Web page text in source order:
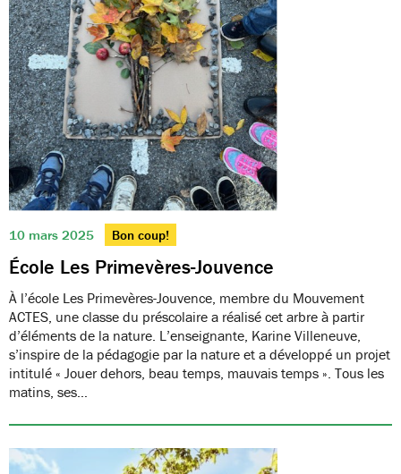
10 mars 2025 Bon coup!
École Les Primevères-Jouvence
À l’école Les Primevères-Jouvence, membre du Mouvement
ACTES, une classe du préscolaire a réalisé cet arbre à partir
d’éléments de la nature. L’enseignante, Karine Villeneuve,
s’inspire de la pédagogie par la nature et a développé un projet
intitulé « Jouer dehors, beau temps, mauvais temps ». Tous les
matins, ses…